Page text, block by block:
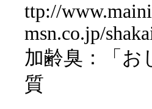
ttp://
msn.co.jp/
加齢臭：「
質